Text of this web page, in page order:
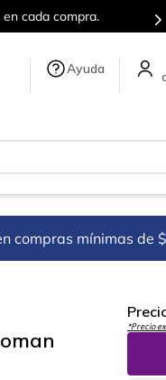
Más
Ayuda
compras mínimas de
*Precio